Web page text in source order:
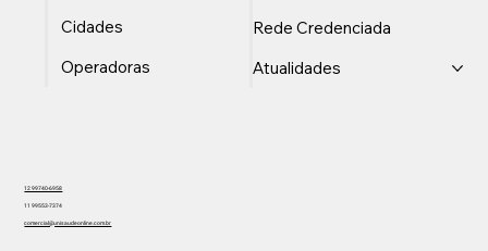
Cidades
Operadoras
Rede Credenciada
Atualidades
12 99740-6958
11 99553-7374
comercial@unisaudeonline.com.br